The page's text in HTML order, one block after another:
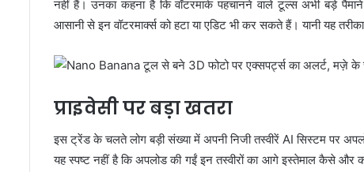
नहीं हैं। उनका कहना है कि वॉटरमार्क पहचानने वाले टूल्स अभी बड़े
आसानी से इन वॉटरमार्क्स को हटा या एडिट भी कर सकते हैं। यानी यह
प्राइवेसी पर बड़ा खतरा
इस ट्रेंड के चलते लोग बड़ी संख्या में अपनी निजी तस्वीरें AI सिस्टम पर
यह स्पष्ट नहीं है कि अपलोड की गईं इन तस्वीरों का आगे इस्तेमाल कैसे और